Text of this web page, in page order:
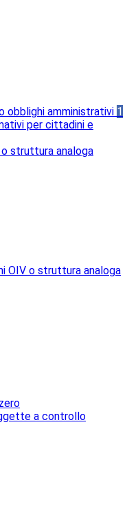
obblighi amministrativi 1
per cittadini e
struttura analoga
OIV o struttura analoga
a controllo